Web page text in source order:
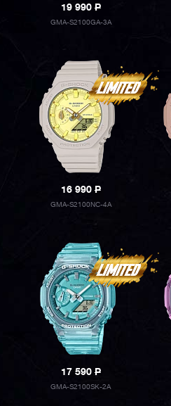
19 990P
GMA-S2100GA-3A
16 990P
GMA-S2100NC-4A
17 590P
GMA-S2100SK-2A